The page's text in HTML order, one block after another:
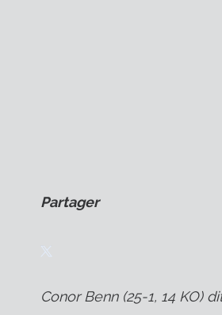
Partager
Conor Benn (25-1, 14 KO)